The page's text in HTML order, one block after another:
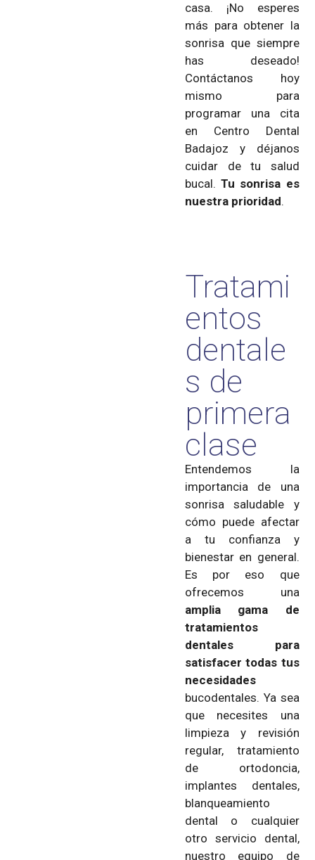
casa. ¡No esperes
más para obtener la
sonrisa que siempre
has deseado!
Contáctanos hoy
mismo para
programar una cita
en Centro Dental
Badajoz y déjanos
cuidar de tu salud
bucal.Tu sonrisa es
nuestra prioridad.
Tratami
entos
dentale
s de
primera
clase
Entendemos la
importancia de una
sonrisa saludable y
cómo puede afectar
a tu confianza y
bienestar en general.
Es por eso que
ofrecemos una
amplia gama de
tratamientos
dentales para
satisfacer todas tus
necesidades
bucodentales. Ya sea
que necesites una
limpieza y revisión
regular, tratamiento
de ortodoncia,
implantes dentales,
blanqueamiento
dental o cualquier
otro servicio dental,
nuestro equipo de